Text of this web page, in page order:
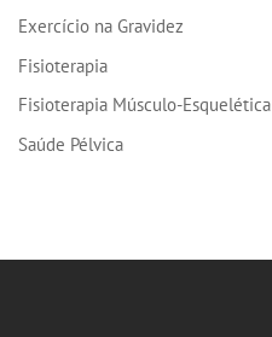
Exercício na Gravidez
Fisioterapia
Fisioterapia Músculo-Esquelética
Saúde Pélvica